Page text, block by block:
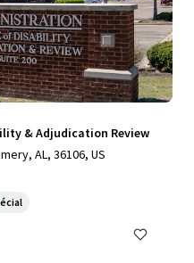
& Adjudication Review
AL, 36106, US